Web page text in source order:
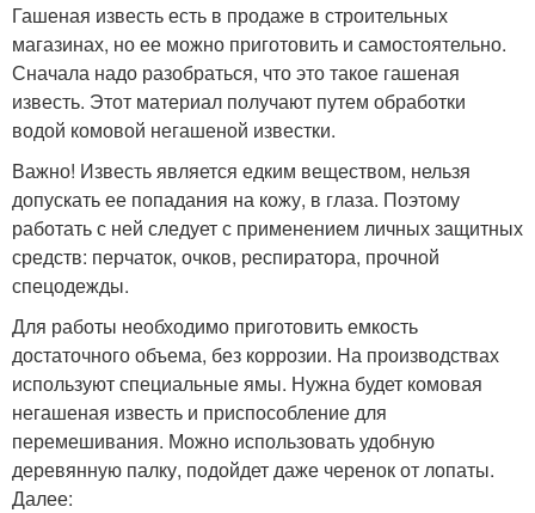
Гашеная известь есть в продаже в строительных
магазинах, но ее можно приготовить и самостоятельно.
Сначала надо разобраться, что это такое гашеная
известь. Этот материал получают путем обработки
водой комовой негашеной известки.
Важно! Известь является едким веществом, нельзя
допускать ее попадания на кожу, в глаза. Поэтому
работать с ней следует с применением личных защитных
средств: перчаток, очков, респиратора, прочной
спецодежды.
Для работы необходимо приготовить емкость
достаточного объема, без коррозии. На производствах
используют специальные ямы. Нужна будет комовая
негашеная известь и приспособление для
перемешивания. Можно использовать удобную
деревянную палку, подойдет даже черенок от лопаты.
Далее: